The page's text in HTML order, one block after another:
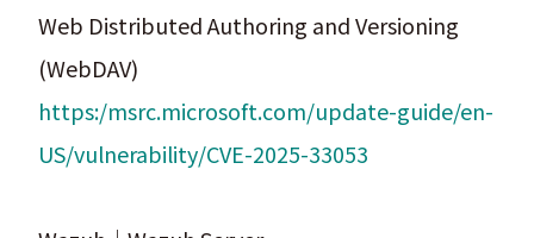
Web Distributed Authoring and Versioning
(WebDAV)
https:/msrc.microsoft.com/update-guide/en-
US/vulnerability/CVE-2025-33053